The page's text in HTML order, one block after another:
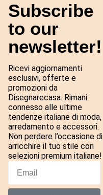
Subscribe
to our
newsletter!
Ricevi aggiornamenti
esclusivi, offerte e
promozioni da
Disegnarecasa. Rimani
connesso alle ultime
tendenze italiane di moda,
arredamento e accessori.
Non perdere l’occasione di
arricchire il tuo stile con
selezioni premium italiane!